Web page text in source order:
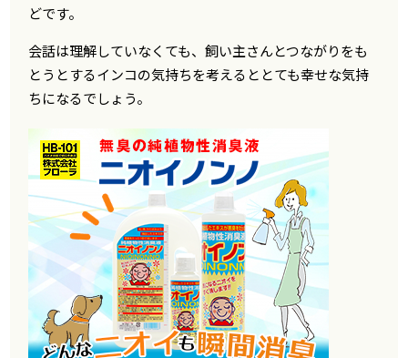
どです。
会話は理解していなくても、飼い主さんとつながりをも
とうとするインコの気持ちを考えるととても幸せな気持
ちになるでしょう。